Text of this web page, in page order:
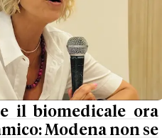
il biomedicale ora
Modena non se